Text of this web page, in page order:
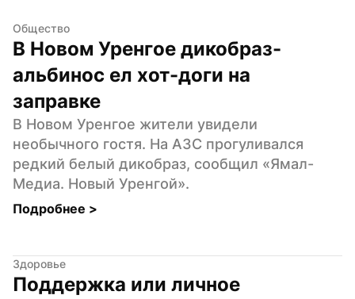
Общество
В Новом Уренгое дикобраз-
альбинос ел хот-доги на
заправке
В Новом Уренгое жители увидели
необычного гостя. На АЗС прогуливался
редкий белый дикобраз, сообщил «Ямал-
Медиа. Новый Уренгой».
Подробнее >
Здоровье
Поддержка или личное